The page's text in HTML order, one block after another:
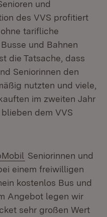
und
des VVS profitiert
tarifliche
und Bahnen
die Tatsache, dass
Seniorinnen den
nutzten und viele,
im zweiten Jahr
dem VVS
(Öffnet in neuem
Seniorinnen und
einem freiwilligen
kostenlos Bus und
Angebot legen wir
sehr großen Wert